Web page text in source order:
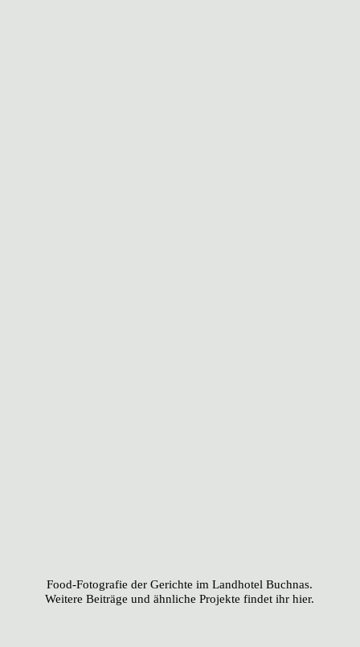
Food-Fotografie der Gerichte imLandhotel Buchnas.
Weitere Beiträge und ähnliche Projekte findet ihrhier.